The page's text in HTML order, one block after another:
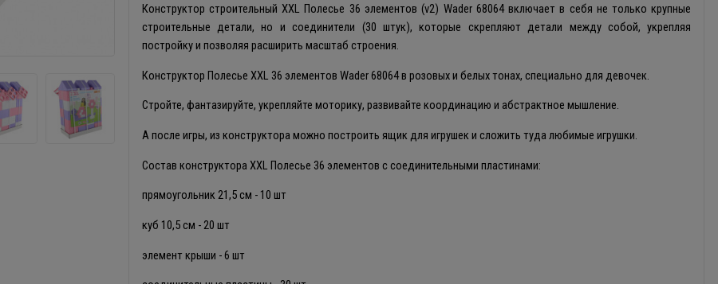
Конструктор строительный XXL Полесье 36 элементов (v2) Wader 68064 включает в себя не только крупные
строительные детали, но и соединители (30 штук), которые скрепляют детали между собой, укрепляя
постройку и позволяя расширить масштаб строения.
Конструктор Полесье XXL 36 элементов Wader 68064 в розовых и белых тонах, специально для девочек.
Стройте, фантазируйте, укрепляйте моторику, развивайте координацию и абстрактное мышление.
А после игры, из конструктора можно построить ящик для игрушек и сложить туда любимые игрушки.
Состав конструктора XXL Полесье 36 элементов с соединительными пластинами:
прямоугольник 21,5 см - 10 шт
куб 10,5 см - 20 шт
элемент крыши - 6 шт